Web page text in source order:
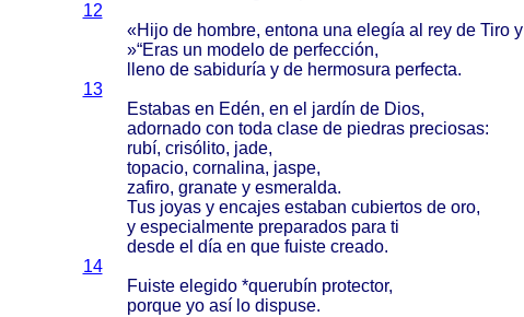
12
«Hijode hombre, entona una elegía al rey de Tiroy
»“Erasun modelode perfección,
llenode sabiduría y de hermosura perfecta.
13
Estabasen Edén, en el jardín de Dios,
adornadocon toda clasede piedras preciosas:
rubí, crisólito, jade,
topacio, cornalina, jaspe,
zafiro, granatey esmeralda.
Tus joyasy encajes estaban cubiertosde oro,
y especialmente preparados para ti
desdeel día en que fuiste creado.
14
Fuiste elegido*querubín protector,
porqueyo asílo dispuse.